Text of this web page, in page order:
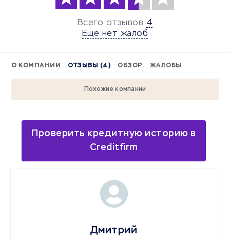
Всего отзывов 4
Еще нет жалоб
О КОМПАНИИ ОТЗЫВЫ (4) ОБЗОР ЖАЛОБЫ
Похожие компании
Проверить кредитную историю в
Creditfirm
Дмитрий